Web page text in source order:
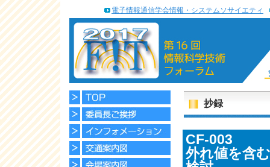
電子情報通信学会情報・システムソサイエティ
抄録
CF-003
外れ値を含